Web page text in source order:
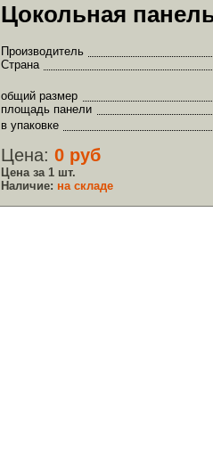
Цокольная
Производитель
Страна
общий размер
площадь панели
в упаковке
Цена: 0 руб
Цена за 1 шт.
Наличие: на складе